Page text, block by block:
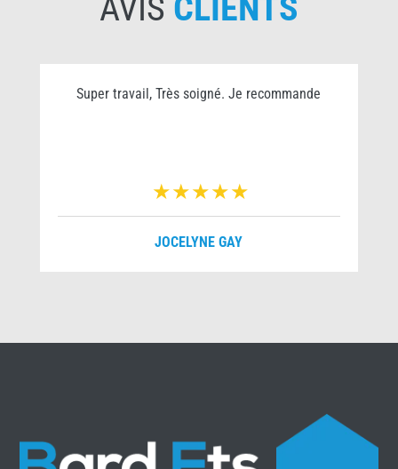
Super travail, Très soigné. Je recommande
JOCELYNE GAY